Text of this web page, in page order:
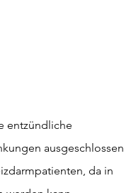
entzündliche
ausgeschlossen
da in